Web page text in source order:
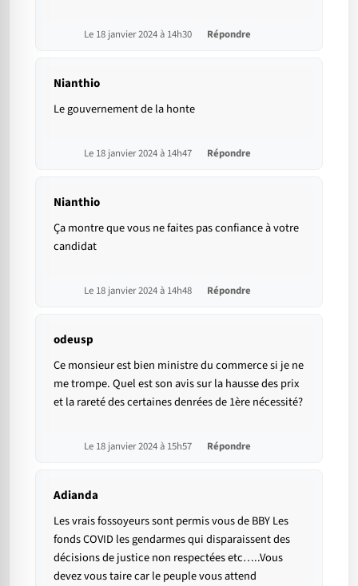
Le 18 janvier 2024 à 14h30 Répondre
Nianthio
Le gouvernement de la honte
Le 18 janvier 2024 à 14h47 Répondre
Nianthio
Ça montre que vous ne faites pas confiance à votre
candidat
Le 18 janvier 2024 à 14h48 Répondre
odeusp
Ce monsieur est bien ministre du commerce si je ne
me trompe. Quel est son avis sur la hausse des prix
et la rareté des certaines denrées de 1ère nécessité?
Le 18 janvier 2024 à 15h57 Répondre
Adianda
Les vrais fossoyeurs sont permis vous de BBY Les
fonds COVID les gendarmes qui disparaissent des
décisions de justice non respectées etc…..Vous
devez vous taire car le peuple vous attend